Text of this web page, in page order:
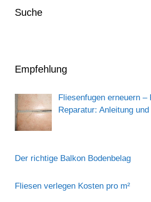
Suche
Empfehlung
Fliesenfugen erneuern –
Reparatur: Anleitung und
Der richtige Balkon Bodenbelag
Fliesen verlegen Kosten pro m²